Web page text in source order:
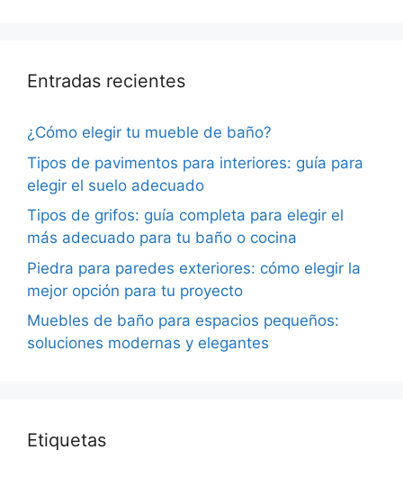
Entradas recientes
¿Cómo elegir tu mueble de baño?
Tipos de pavimentos para interiores: guía para
elegir el suelo adecuado
Tipos de grifos: guía completa para elegir el
más adecuado para tu baño o cocina
Piedra para paredes exteriores: cómo elegir la
mejor opción para tu proyecto
Muebles de baño para espacios pequeños:
soluciones modernas y elegantes
Etiquetas